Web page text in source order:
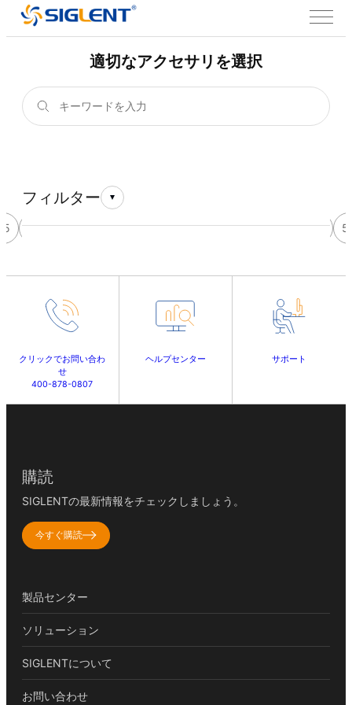
適切なアクセサリを選択
フィルター
46 47 48 49 50 51 52 53 54 55
クリックでお問い合わ
せ
400-878-0807
ヘルプセンター サポート
購読
SIGLENTの最新情報をチェックしましょう。
今すぐ購読
製品センター
ソリューション
SIGLENTについて
お問い合わせ